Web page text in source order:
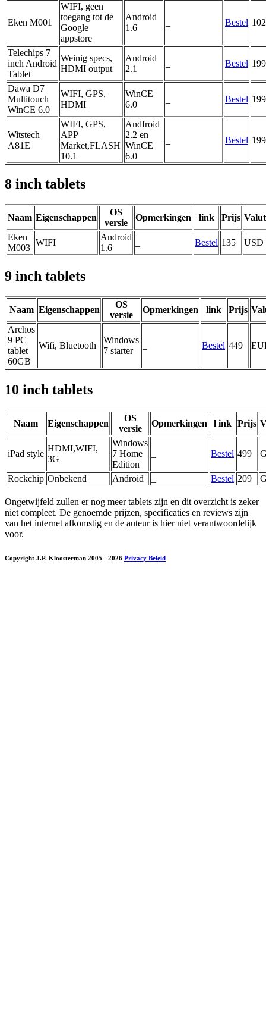
Eken M001
WIFI, geen
toegang tot de
Google
appstore
Android
1.6
Bestel 102
Telechips 7
inch Android
Tablet
Weinig specs,
HDMI output
Android
2.1
Bestel 199
Dawa D7
Multitouch
WinCE 6.0
WIFI, GPS,
HDMI
WinCE
6.0
Bestel
Witstech
A81E
WIFI, GPS,
APP
Market,FLASH
10.1
Andfroid
2.2 en
WinCE
6.0
Bestel
8 inch tablets
Naam Eigenschappen
OS
versie
Opmerkingen link Prijs
Eken
M003
WIFI
Android
1.6
Bestel 135 USD
9 inch tablets
Naam Eigenschappen
OS
versie
Opmerkingen link Prijs
Archos
9 PC
tablet
60GB
Wifi, Bluetooth
Windows
7 starter
Bestel 449
10 inch tablets
Naam Eigenschappen
OS
versie
Opmerkingen l ink Prijs
iPad style
HDMI,WIFI,
3G
Windows
7 Home
Edition
Bestel 499
Rockchip Onbekend Android Bestel 209
Ongetwijfeld zullen er nog meer tablets zijn en dit overzicht is zeker
niet compleet. De genoemde prijzen, specificaties en reviews zijn
van het internet afkomstig en de auteur is hier niet verantwoordelijk
voor.
Copyright J.P. Kloosterman 2005 - 2026 Privacy Beleid